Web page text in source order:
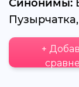
Синонимы:
+